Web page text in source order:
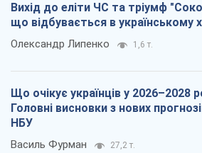
Вихід до еліти ЧС та тріумф
що відбувається в українському
Олександр Липенко 1,6 т.
Що очікує українців у 2026–2028
Головні висновки з нових
НБУ
Василь Фурман 27,2 т.